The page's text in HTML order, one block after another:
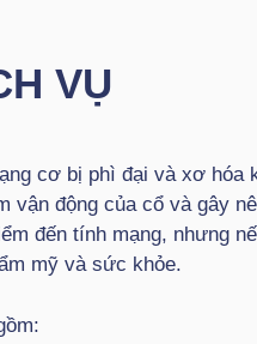
VỤ
cơ bị phì đại và xơ hóa
vận động của cổ và gây
đến tính mạng, nhưng
mỹ và sức khỏe.